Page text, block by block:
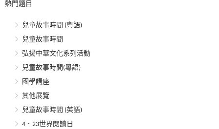
熱門題目
兒童故事時間 (粵語)
兒童故事時間
弘揚中華文化系列活動
兒童故事時間(粵語)
國學講座
其他展覽
兒童故事時間 (英語)
4．23世界閱讀日